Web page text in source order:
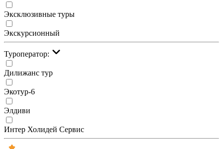
Эксклюзивные туры
Экскурсионный
Туроператор:
Дилижанс тур
Экотур-6
Элдиви
Интер Холидей Сервис